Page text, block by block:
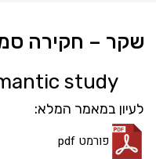
שקר – חקירה
study
לעיון במאמר המלא:
פורמט pdf